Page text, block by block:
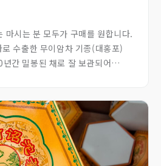
마시는 분 모두가 구매를 원합니다.
수출한 무이암차 기종(대홍포)
간 밀봉된 채로 잘 보관되어
특별한 경험을 합니다. 놀라운
있습니다